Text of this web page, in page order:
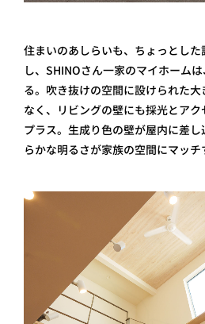
住まいのあしらいも、ちょっとし
し、SHINOさん一家のマイホーム
る。吹き抜けの空間に設けられた
なく、リビングの壁にも採光とア
プラス。生成り色の壁が屋内に差
らかな明るさが家族の空間にマッチ